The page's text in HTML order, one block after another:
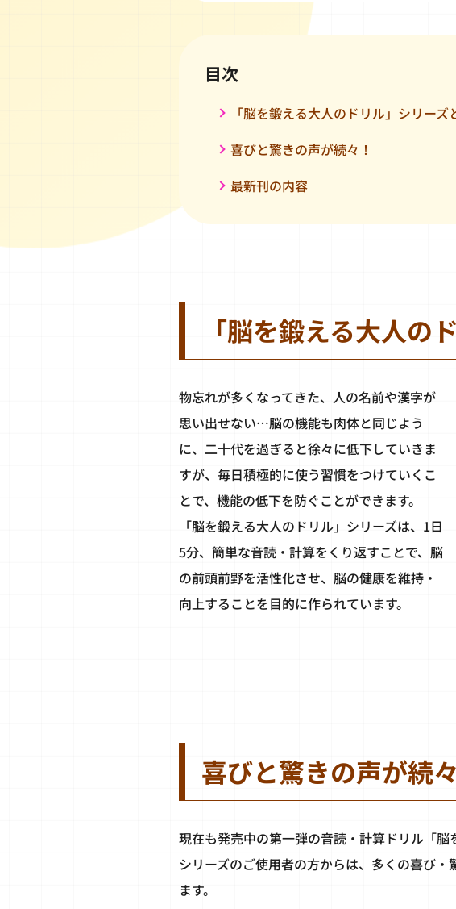
目次
「脳を鍛える大人のドリル」シリーズ
喜びと驚きの声が続々！
最新刊の内容
「脳を鍛える大人の
物忘れが多くなってきた、人の名前や漢字が
思い出せない…脳の機能も肉体と同じよう
に、二十代を過ぎると徐々に低下していきま
すが、毎日積極的に使う習慣をつけていくこ
とで、機能の低下を防ぐことができます。
「脳を鍛える大人のドリル」シリーズは、1日
5分、簡単な音読・計算をくり返すことで、脳
の前頭前野を活性化させ、脳の健康を維持・
向上することを目的に作られています。
喜びと驚きの声が続
現在も発売中の第一弾の音読・計算ドリル「脳
シリーズのご使用者の方からは、多くの喜び・
ます。